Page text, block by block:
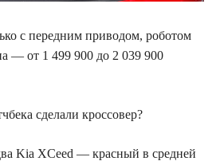
с передним приводом, роботом
— от 1 499 900 до 2 039 900
сделали кроссовер?
Kia XCeed — красный в средней